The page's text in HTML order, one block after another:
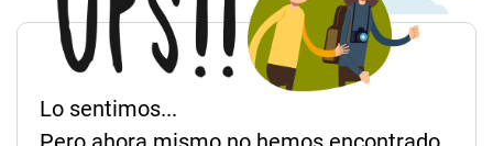
Lo sentimos...